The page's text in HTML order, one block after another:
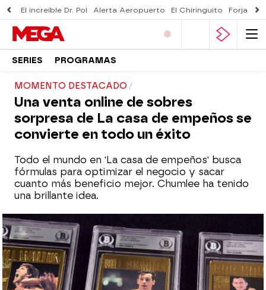
El increíble Dr. Pol Alerta Aeropuerto El Chiringuito Forjado
SERIES PROGRAMAS
MOMENTO DESTACADO
Una venta online de sobres
sorpresa de La casa de empeños se
convierte en todo un éxito
Todo el mundo en 'La casa de empeños' busca
fórmulas para optimizar el negocio y sacar
cuanto más beneficio mejor. Chumlee ha tenido
una brillante idea.